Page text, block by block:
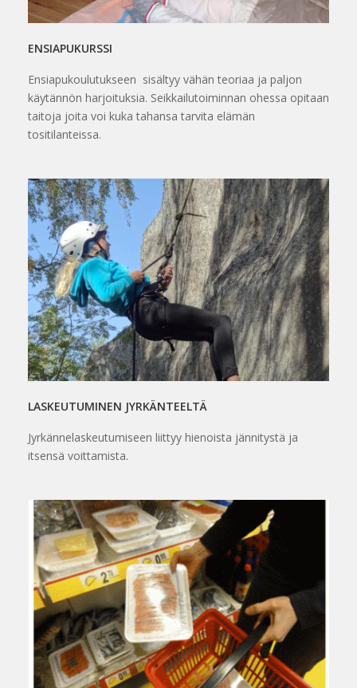
ENSIAPUKURSSI
Ensiapukoulutukseen sisältyy vähän teoriaa ja paljon
käytännön harjoituksia. Seikkailutoiminnan ohessa opitaan
taitoja joita voi kuka tahansa tarvita elämän
tositilanteissa.
LASKEUTUMINEN JYRKÄNTEELTÄ
Jyrkännelaskeutumiseen liittyy hienoista jännitystä ja
itsensä voittamista.